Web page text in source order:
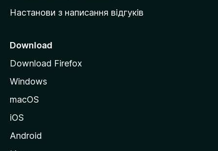
M
z
l
l
Настанови з написання відгуків
Download
Download Firefox
Windows
macOS
iOS
Android